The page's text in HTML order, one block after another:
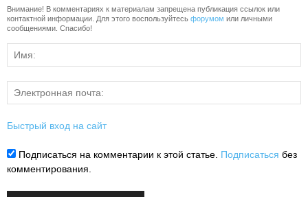
Внимание! В комментариях к материалам запрещена публикация ссылок или
контактной информации. Для этого воспользуйтесь форумом или личными
сообщениями. Спасибо!
Быстрый вход на сайт
Подписаться на комментарии к этой статье. Подписаться без
комментирования.